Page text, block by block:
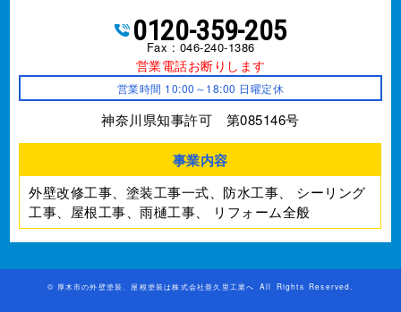
0120-359-205
Fax : 046-240-1386
営業電話お断りします
営業時間 10:00～18:00 日曜定休
神奈川県知事許可 第085146号
事業内容
外壁改修工事、塗装工事⼀式、防水工事、
シーリング
工事、屋根工事、雨樋工事、
リフォーム全般
© 厚木市の外壁塗装、屋根塗装は株式会社亜久里工業へ All Rights Reserved.